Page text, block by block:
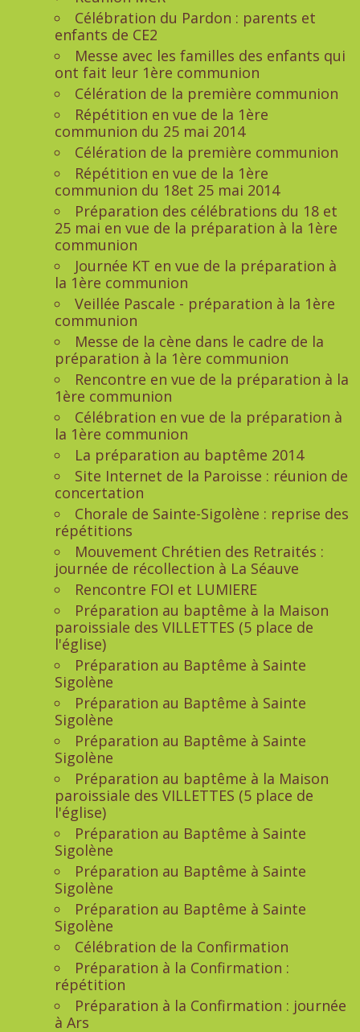
Célébration du Pardon : parents et
enfants de CE2
Messe avec les familles des enfants qui
ont fait leur 1ère communion
Célération de la première communion
Répétition en vue de la 1ère
communion du 25 mai 2014
Célération de la première communion
Répétition en vue de la 1ère
communion du 18et 25 mai 2014
Préparation des célébrations du 18 et
25 mai en vue de la préparation à la 1ère
communion
Journée KT en vue de la préparation à
la 1ère communion
Veillée Pascale - préparation à la 1ère
communion
Messe de la cène dans le cadre de la
préparation à la 1ère communion
Rencontre en vue de la préparation à la
1ère communion
Célébration en vue de la préparation à
la 1ère communion
La préparation au baptême 2014
Site Internet de la Paroisse : réunion de
concertation
Chorale de Sainte-Sigolène : reprise des
répétitions
Mouvement Chrétien des Retraités :
journée de récollection à La Séauve
Rencontre FOI et LUMIERE
Préparation au baptême à la Maison
paroissiale des VILLETTES (5 place de
l'église)
Préparation au Baptême à Sainte
Sigolène
Préparation au Baptême à Sainte
Sigolène
Préparation au Baptême à Sainte
Sigolène
Préparation au baptême à la Maison
paroissiale des VILLETTES (5 place de
l'église)
Préparation au Baptême à Sainte
Sigolène
Préparation au Baptême à Sainte
Sigolène
Préparation au Baptême à Sainte
Sigolène
Célébration de la Confirmation
Préparation à la Confirmation :
répétition
Préparation à la Confirmation : journée
à Ars